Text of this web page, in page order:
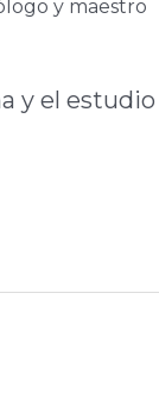
y maestro
y el estudio